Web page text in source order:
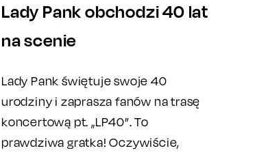
Lady Pank obchodzi 40 lat
na scenie
Lady Pank świętuje swoje 40
urodziny i zaprasza fanów na trasę
koncertową pt. „LP40”. To
prawdziwa gratka! Oczywiście,